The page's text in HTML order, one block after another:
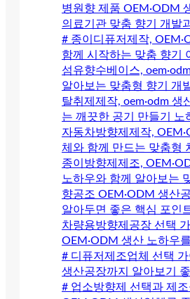
병원향 제품 OEM·ODM
의료기관 맞춤 향기 개발
# 종이디퓨저제작,
함께 시작하는 맞춤 향기
섬유향수베이스,
알아보는 맞춤형 향기 개
탈취제제작, oem·odm 생
는 깨끗한 공기 만들기 노
자동차방향제제작,
체와 함께 만드는 맞춤형
종이방향제제조,
노하우와 함께 알아보는
향공조 OEM·ODM 생산
알아두면 좋은 핵심 포인
차량용방향제공장 선택
OEM·ODM 생산 노하우
# 디퓨저제조업체 선택
생산공장까지 알아보기
# 업소방향제 선택과 제